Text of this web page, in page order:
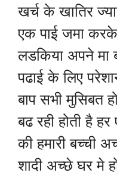
खर्च के खातिर
एक पाई जमा
लडकिया अपने मा
पढाई के लिए
बाप सभी मुसिबत
बढ रही होती है
की हमारी बच्ची
शादी अच्छे घर मे